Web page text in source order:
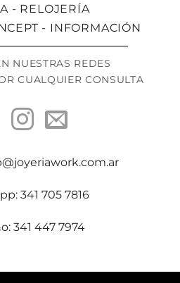
- RELOJERÍA
- INFORMACIÓN
NUESTRAS REDES
CUALQUIER CONSULTA
341 705 7816
341 447 7974